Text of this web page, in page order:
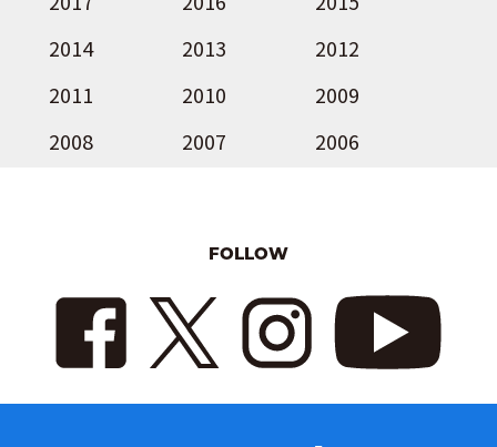
2014
2013
2012
2011
2010
2009
2008
2007 2006
FOLLOW